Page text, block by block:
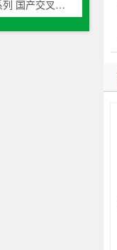
交叉导轨VR3系列 国产交叉滚子轨道生产厂家